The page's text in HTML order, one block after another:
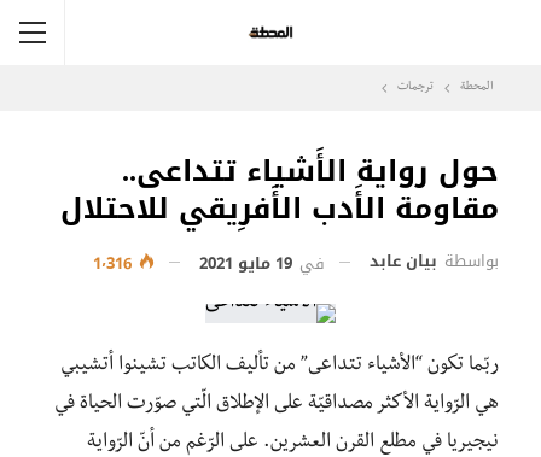
المحطة ترجمات
حول رواية الأَشياء تتداعى..
مقاومة الأَدب الأَفرِيقي للاحتلال
بواسطة بيان عابد في 19 مايو 2021
ربّما تكون “الأشياء تتداعى” من تأليف الكاتب تشينوا أتشيبي
هي الرّواية الأكثر مصداقيّة على الإطلاق الّتي صوّرت الحياة في
نيجيريا في مطلع القرن العشرين. على الرّغم من أنّ الرّواية